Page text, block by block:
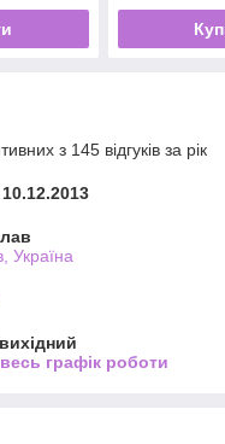
з 145 відгуків за рік
Україна
графік роботи